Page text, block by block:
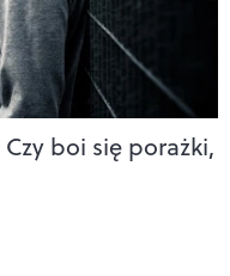
boi się porażki,